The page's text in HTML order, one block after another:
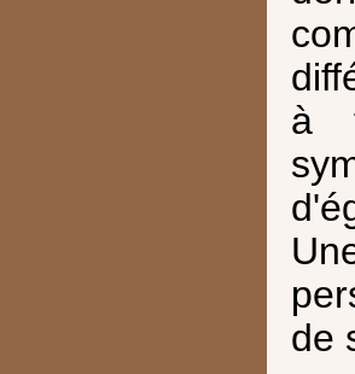
à
de